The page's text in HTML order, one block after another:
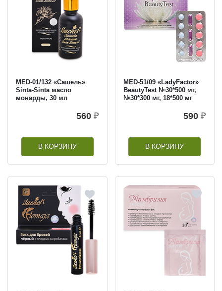
MED-01/132 «Сашель»
Sinta-Sinta масло
монарды, 30 мл
560 ₽
В КОРЗИНУ
MED-51/09 «LadyFactor»
BeautyTest №30*500 мг,
№30*300 мг, 18*500 мг
590 ₽
В КОРЗИНУ